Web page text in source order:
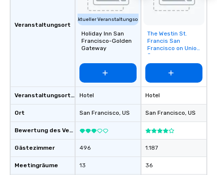
Veranstaltungsort
Veranstaltungsortstyp
Ort
Bewertung des Veranstaltungsortes
Gästezimmer
Meetingräume
Aktueller Veranstaltungsort
Holiday Inn San
Francisco-Golden
Gateway
Hotel
San Francisco, US
496
13
Removed from
favorites
The Westin St.
Francis San
Francisco on Union
Square
Hotel
San Francisco, US
1.187
36